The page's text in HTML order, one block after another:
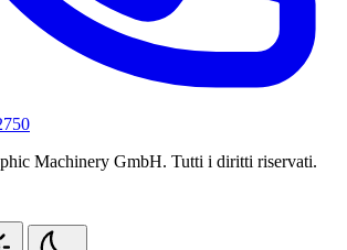
Machinery GmbH. Tutti i diritti riservati.